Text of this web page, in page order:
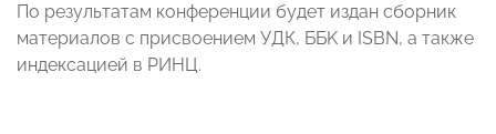
По результатам конференции будет издан сборник
материалов с присвоением УДК, ББK и ISBN, а также
индексацией в РИНЦ.